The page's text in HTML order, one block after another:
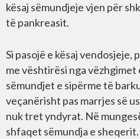
kësaj sëmundjeje vjen për
të pankreasit.
Si pasojë e kësaj vendosjeje,
me vështirësi nga vëzhgimet
sëmundjet e sipërme të
veçanërisht pas marrjes së
nuk tret yndyrat. Në
shfaqet sëmundja e